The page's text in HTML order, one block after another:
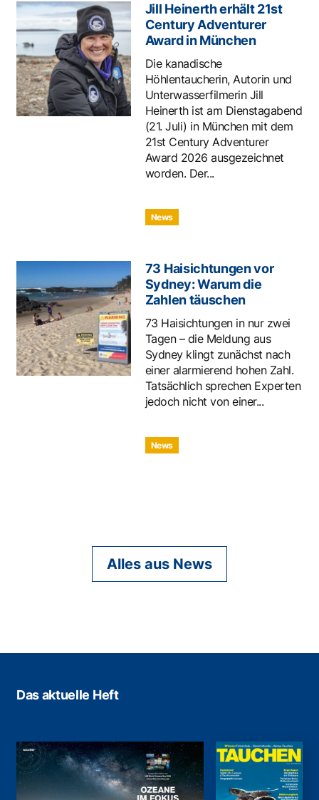
Jill Heinerth erhält 21st
Century Adventurer
Award in München
Die kanadische
Höhlentaucherin, Autorin und
Unterwasserfilmerin Jill
Heinerth ist am Dienstagabend
(21. Juli) in München mit dem
21st Century Adventurer
Award 2026 ausgezeichnet
worden. Der...
News
73 Haisichtungen vor
Sydney: Warum die
Zahlen täuschen
73 Haisichtungen in nur zwei
Tagen – die Meldung aus
Sydney klingt zunächst nach
einer alarmierend hohen Zahl.
Tatsächlich sprechen Experten
jedoch nicht von einer...
News
Alles aus News
Das aktuelle Heft